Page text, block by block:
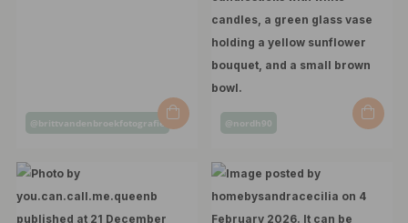
Post
by
@brittvandenbroekfotografie
Post
by
@nordh90